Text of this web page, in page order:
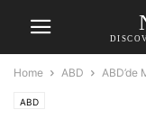
Home ABD ABD’de
ABD